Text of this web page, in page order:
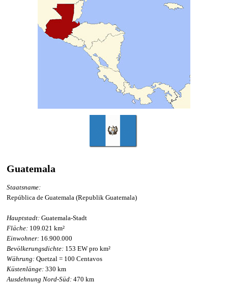
Guatemala
Staatsname:
República de Guatemala (Republik Guatemala)
Hauptstadt: Guatemala-Stadt
Fläche: 109.021 km²
Einwohner: 16.900.000
Bevölkerungsdichte: 153 EW pro km²
Währung: Quetzal = 100 Centavos
Küstenlänge: 330 km
Ausdehnung Nord-Süd: 470 km